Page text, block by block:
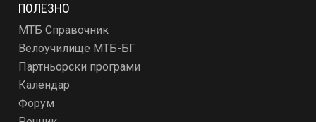
ПОЛЕЗНО
МТБ Справочник
Велоучилище МТБ-БГ
Партньорски програми
Календар
Форум